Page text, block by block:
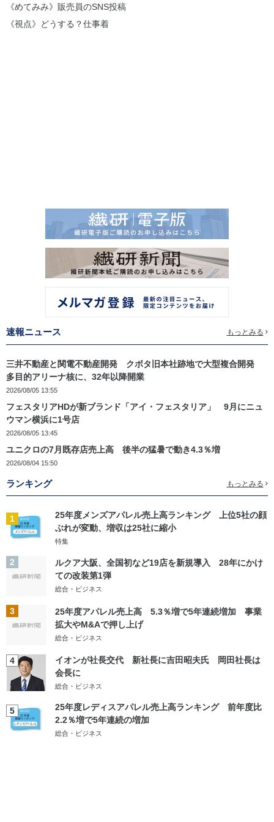
《めてみみ》販売員のSNS投稿
《視点》どうする？仕事着
速報ニュース もっとみる
三井不動産と関電不動産開発 クボタ旧本社跡地で大型複合開発
多目的アリーナ核に、32年以降開業
2026/08/05 13:55
フェスタリアHDが新ブランド「アイ・フェスタリア」 9月にニュ
ウマン横浜に1号店
2026/08/05 13:45
ユニクロの7月既存店売上高 後半の猛暑で動き4.3％増
2026/08/04 15:50
ランキング もっとみる
1
25年度メンズアパレル売上高ランキング 上位5社の顔
ぶれが変動、増収は25社に縮小
特集
2
ルクア大阪、全国初など19店を新規導入 28年にかけ
ての改装第1弾
総合・ビジネス
3
25年度アパレル売上高 5.3％増で5年連続増加 事業
拡大やM&Aで押し上げ
総合・ビジネス
4
イオンが社長交代 新社長に吉田昭夫氏 岡田社長は
会長に
総合・ビジネス
5
25年度レディスアパレル売上高ランキング 前年度比
2.2％増で5年連続の増加
総合・ビジネス